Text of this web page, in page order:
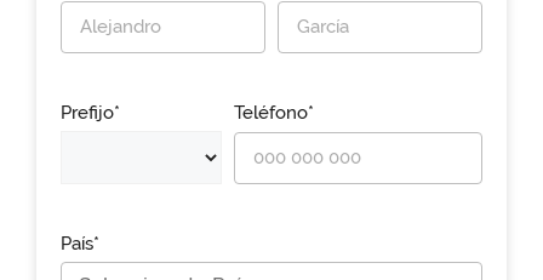
Prefijo* Teléfono*
País*